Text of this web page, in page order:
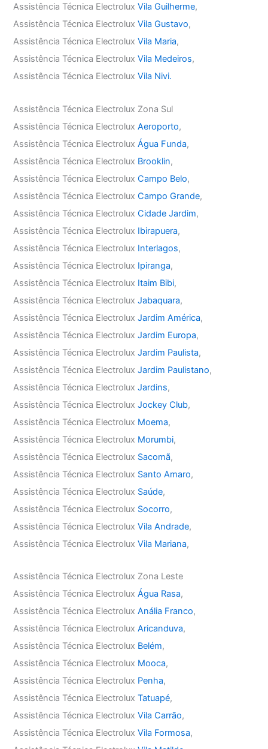
Assistência Técnica ElectroluxVila Guilherme,
Assistência Técnica ElectroluxVila Gustavo,
Assistência Técnica ElectroluxVila Maria,
Assistência Técnica ElectroluxVila Medeiros,
Assistência Técnica ElectroluxVila Nivi.
Assistência Técnica Electrolux Zona Sul
Assistência Técnica ElectroluxAeroporto,
Assistência Técnica ElectroluxÁgua Funda,
Assistência Técnica Electrolux Brooklin,
Assistência Técnica ElectroluxCampo Belo,
Assistência Técnica ElectroluxCampo Grande,
Assistência Técnica ElectroluxCidade Jardim,
Assistência Técnica Electrolux Ibirapuera,
Assistência Técnica Electrolux Interlagos,
Assistência Técnica Electrolux Ipiranga,
Assistência Técnica Electrolux Itaim Bibi,
Assistência Técnica ElectroluxJabaquara,
Assistência Técnica ElectroluxJardim América,
Assistência Técnica ElectroluxJardim Europa,
Assistência Técnica ElectroluxJardim Paulista,
Assistência Técnica ElectroluxJardim Paulistano,
Assistência Técnica ElectroluxJardins,
Assistência Técnica ElectroluxJockey Club,
Assistência Técnica Electrolux Moema,
Assistência Técnica Electrolux Morumbi,
Assistência Técnica Electrolux Sacomã,
Assistência Técnica Electrolux Santo Amaro,
Assistência Técnica Electrolux Saúde,
Assistência Técnica Electrolux Socorro,
Assistência Técnica ElectroluxVila Andrade,
Assistência Técnica ElectroluxVila Mariana,
Assistência Técnica Electrolux Zona Leste
Assistência Técnica ElectroluxÁgua Rasa,
Assistência Técnica ElectroluxAnália Franco,
Assistência Técnica ElectroluxAricanduva,
Assistência Técnica Electrolux Belém,
Assistência Técnica Electrolux Mooca,
Assistência Técnica Electrolux Penha,
Assistência Técnica ElectroluxTatuapé,
Assistência Técnica ElectroluxVila Carrão,
Assistência Técnica ElectroluxVila Formosa,